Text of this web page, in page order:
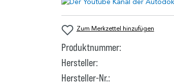
Zum Merkzettel hinzufügen
Produktnummer:
Hersteller:
Hersteller-Nr.: